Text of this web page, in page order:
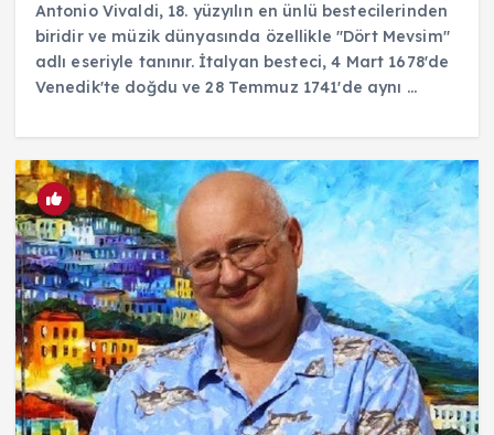
Antonio Vivaldi, 18. yüzyılın en ünlü bestecilerinden
biridir ve müzik dünyasında özellikle "Dört Mevsim"
adlı eseriyle tanınır. İtalyan besteci, 4 Mart 1678'de
Venedik'te doğdu ve 28 Temmuz 1741'de aynı ...